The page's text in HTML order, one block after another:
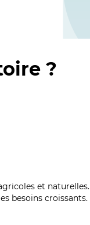
?
et
besoins croissants.